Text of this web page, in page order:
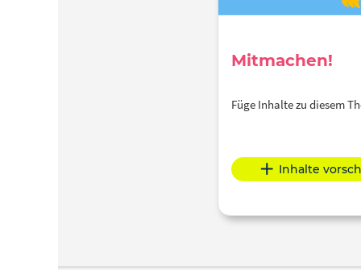
Mitmachen!
Füge Inhalte zu diesem
Inhalte